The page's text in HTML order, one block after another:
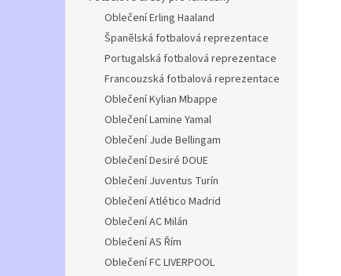
Oblečení Erling Haaland
Španělská fotbalová reprezentace
Portugalská fotbalová reprezentace
Francouzská fotbalová reprezentace
Oblečení Kylian Mbappe
Oblečení Lamine Yamal
Oblečení Jude Bellingam
Oblečení Desiré DOUE
Oblečení Juventus Turín
Oblečení Atlético Madrid
Oblečení AC Milán
Oblečení AS Řím
Oblečení FC LIVERPOOL